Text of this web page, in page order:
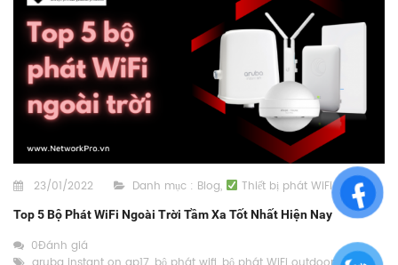
23/01/2022 Danh mục : Blog, Thiết bị phát WiFi
Top 5 Bộ Phát WiFi Ngoài Trời Tầm Xa Tốt Nhất Hiện Nay
0Đánh giá